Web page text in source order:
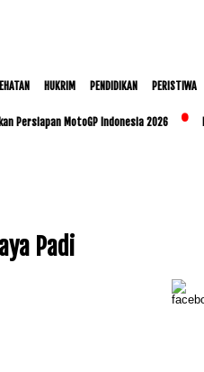
HUKRIM PENDIDIKAN PERISTIWA
Persiapan MotoGP Indonesia 2026
Padi